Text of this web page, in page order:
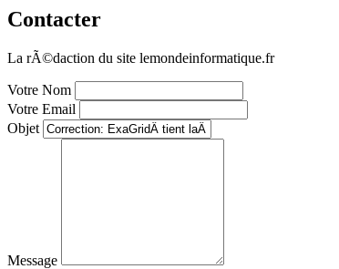
Contacter
La rÃ©daction du site lemondeinformatique.fr
Votre Nom
Votre Email
Objet
Message